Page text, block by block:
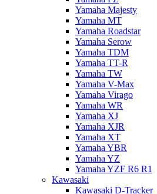
Yamaha Majesty
Yamaha MT
Yamaha Roadstar
Yamaha Serow
Yamaha TDM
Yamaha TT-R
Yamaha TW
Yamaha V-Max
Yamaha Virago
Yamaha WR
Yamaha XJ
Yamaha XJR
Yamaha XT
Yamaha YBR
Yamaha YZ
Yamaha YZF R6 R1
Kawasaki
Kawasaki D-Tracker